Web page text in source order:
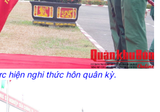
hiện nghi thức hôn quân kỳ.